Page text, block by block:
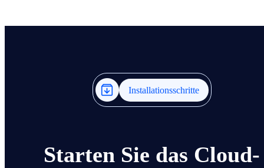
Installationsschritte
Starten Sie das Cloud-